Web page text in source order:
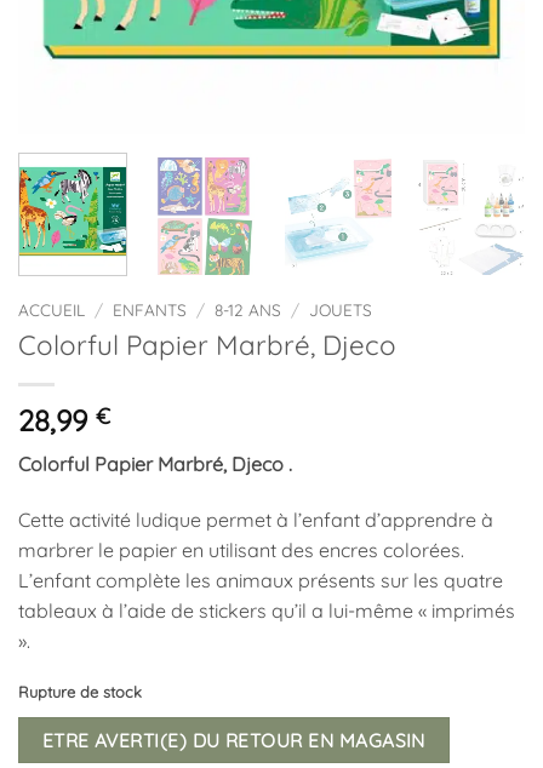
ACCUEIL / ENFANTS / 8-12 ANS / JOUETS
Colorful Papier Marbré, Djeco
28,99 €
Colorful Papier Marbré, Djeco .
Cette activité ludique permet à l’enfant d’apprendre à
marbrer le papier en utilisant des encres colorées.
L’enfant complète les animaux présents sur les quatre
tableaux à l’aide de stickers qu’il a lui-même « imprimés
».
Rupture de stock
ETRE AVERTI(E) DU RETOUR EN MAGASIN